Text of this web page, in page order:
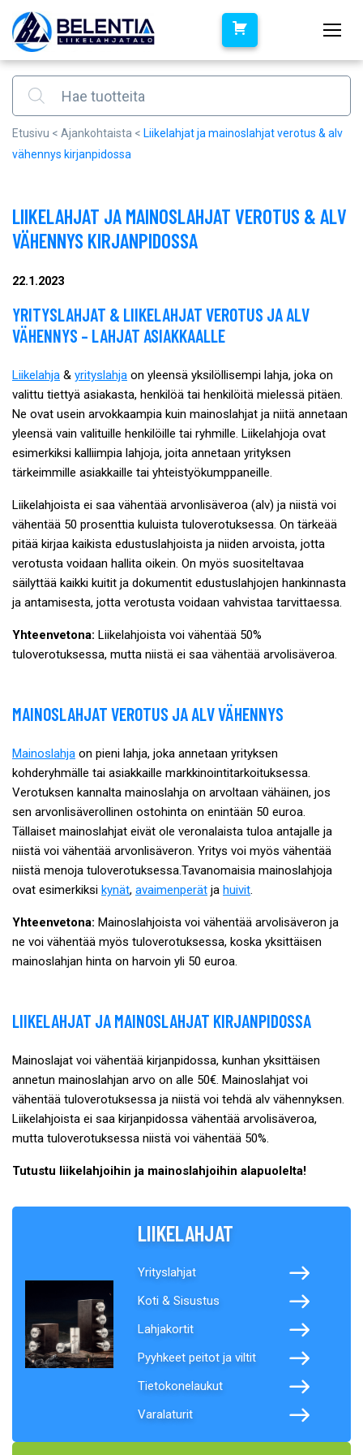
Products search
Etusivu < Ajankohtaista < Liikelahjat ja mainoslahjat verotus & alv
vähennys kirjanpidossa
LIIKELAHJAT JA MAINOSLAHJAT VEROTUS & ALV
VÄHENNYS KIRJANPIDOSSA
22.1.2023
YRITYSLAHJAT & LIIKELAHJAT VEROTUS JA ALV
VÄHENNYS – LAHJAT ASIAKKAALLE
Liikelahja & yrityslahja on yleensä yksilöllisempi lahja, joka on
valittu tiettyä asiakasta, henkilöä tai henkilöitä mielessä pitäen.
Ne ovat usein arvokkaampia kuin mainoslahjat ja niitä annetaan
yleensä vain valituille henkilöille tai ryhmille. Liikelahjoja ovat
esimerkiksi kalliimpia lahjoja, joita annetaan yrityksen
tärkeimmille asiakkaille tai yhteistyökumppaneille.
Liikelahjoista ei saa vähentää arvonlisäveroa (alv) ja niistä voi
vähentää 50 prosenttia kuluista tuloverotuksessa. On tärkeää
pitää kirjaa kaikista edustuslahjoista ja niiden arvoista, jotta
verotusta voidaan hallita oikein. On myös suositeltavaa
säilyttää kaikki kuitit ja dokumentit edustuslahjojen hankinnasta
ja antamisesta, jotta verotusta voidaan vahvistaa tarvittaessa.
Yhteenvetona: Liikelahjoista voi vähentää 50%
tuloverotuksessa, mutta niistä ei saa vähentää arvolisäveroa.
MAINOSLAHJAT VEROTUS JA ALV VÄHENNYS
Mainoslahja on pieni lahja, joka annetaan yrityksen
kohderyhmälle tai asiakkaille markkinointitarkoituksessa.
Verotuksen kannalta mainoslahja on arvoltaan vähäinen, jos
sen arvonlisäverollinen ostohinta on enintään 50 euroa.
Tällaiset mainoslahjat eivät ole veronalaista tuloa antajalle ja
niistä voi vähentää arvonlisäveron. Yritys voi myös vähentää
niistä menoja tuloverotuksessa.Tavanomaisia mainoslahjoja
ovat esimerkiksi kynät, avaimenperät ja huivit.
Yhteenvetona: Mainoslahjoista voi vähentää arvolisäveron ja
ne voi vähentää myös tuloverotuksessa, koska yksittäisen
mainoslahjan hinta on harvoin yli 50 euroa.
LIIKELAHJAT JA MAINOSLAHJAT KIRJANPIDOSSA
Mainoslajat voi vähentää kirjanpidossa, kunhan yksittäisen
annetun mainoslahjan arvo on alle 50€. Mainoslahjat voi
vähentää tuloverotuksessa ja niistä voi tehdä alv vähennyksen.
Liikelahjoista ei saa kirjanpidossa vähentää arvolisäveroa,
mutta tuloverotuksessa niistä voi vähentää 50%.
Tutustu liikelahjoihin ja mainoslahjoihin alapuolelta!
LIIKELAHJAT
Yrityslahjat
Koti & Sisustus
Lahjakortit
Pyyhkeet peitot ja viltit
Tietokonelaukut
Varalaturit